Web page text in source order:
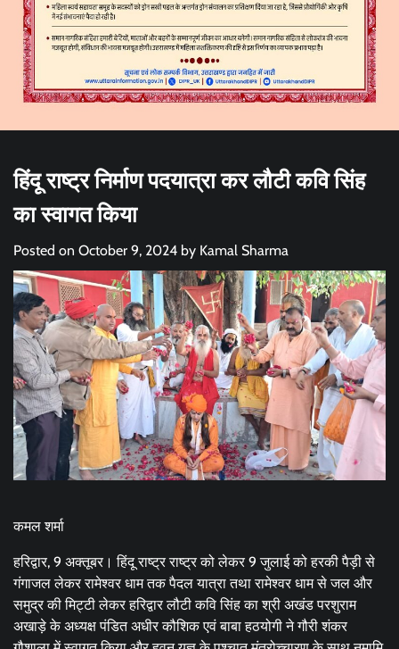
हिंदू राष्ट्र निर्माण पदयात्रा कर लौटी कवि सिंह
का स्वागत किया
Posted on October 9, 2024 by Kamal Sharma
कमल शर्मा
हरिद्वार, 9 अक्तूबर। हिंदू राष्ट्र राष्ट्र को लेकर 9 जुलाई को हरकी पैड़ी से
गंगाजल लेकर रामेश्वर धाम तक पैदल यात्रा तथा रामेश्वर धाम से जल और
समुद्र की मिट्टी लेकर हरिद्वार लौटी कवि सिंह का श्री अखंड परशुराम
अखाड़े के अध्यक्ष पंडित अधीर कौशिक एवं बाबा हठयोगी ने गौरी शंकर